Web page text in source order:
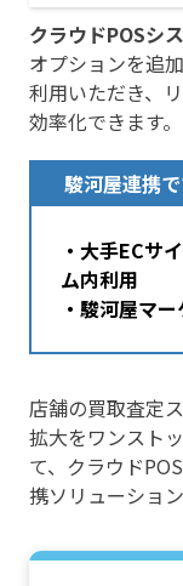
クラウドPOSシ
オプションを追
利用いただき、
効率化できます。
駿河屋連携
・大手ECサ
ム内利用
・駿河屋マ
店舗の買取査定
拡大をワンスト
て、クラウド
携ソリューショ